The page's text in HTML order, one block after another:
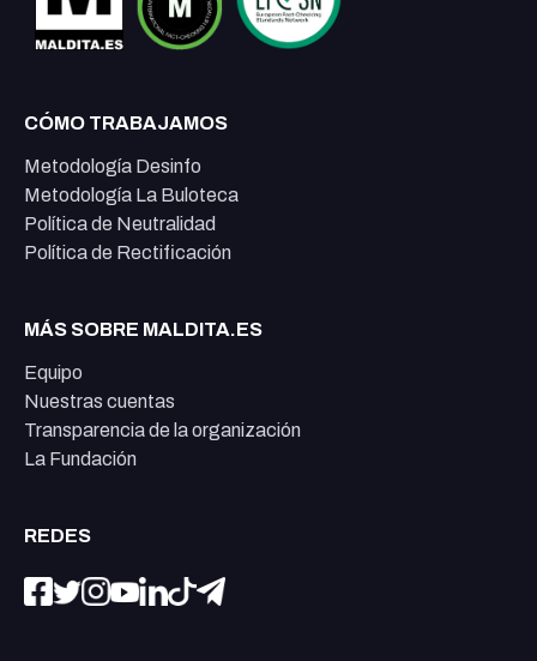
CÓMO TRABAJAMOS
Metodología Desinfo
Metodología La Buloteca
Política de Neutralidad
Política de Rectificación
MÁS SOBRE MALDITA.ES
Equipo
Nuestras cuentas
Transparencia de la organización
La Fundación
REDES